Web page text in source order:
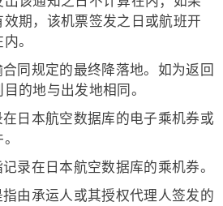
期，该机票签发之日或航班开
。
同规定的最终降落地。如为返回
的地与出发地相同。
日本航空数据库的电子乘机券或
录在日本航空数据库的乘机券。
指由承运人或其授权代理人签发的